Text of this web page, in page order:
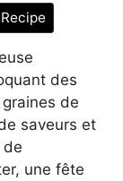
des
de
saveurs et
de
une fête